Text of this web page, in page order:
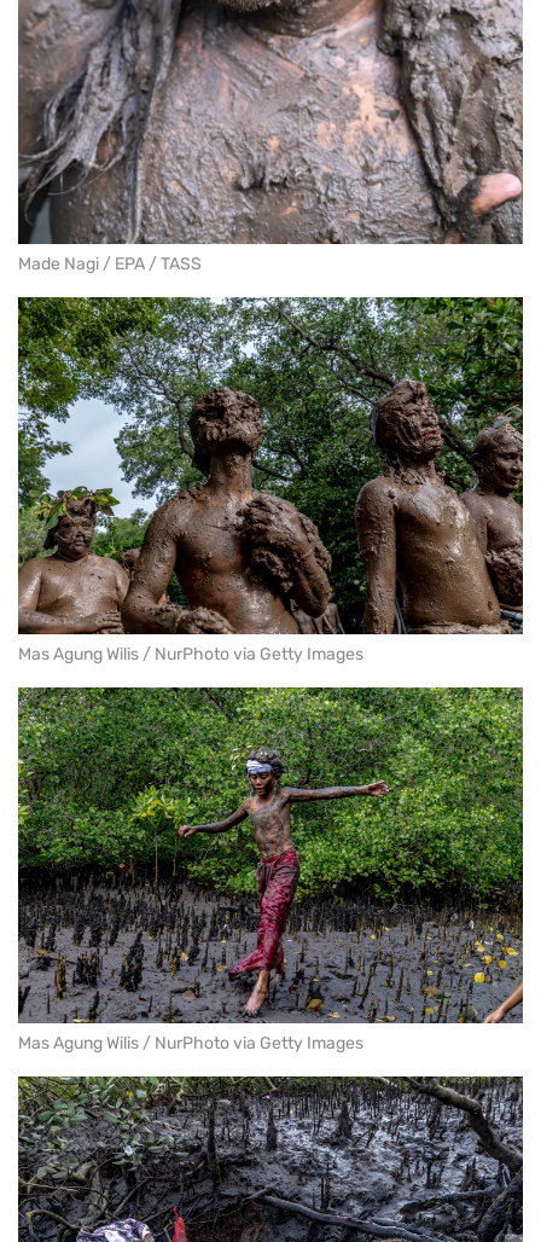
Made Nagi / EPA / TASS
Mas Agung Wilis / NurPhoto via Getty Images
Mas Agung Wilis / NurPhoto via Getty Images